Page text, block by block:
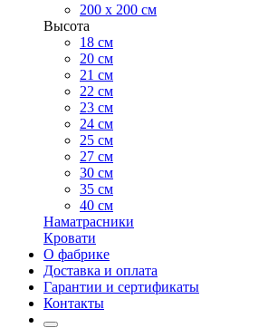
200 х 200 см
Высота
18 см
20 см
21 см
22 см
23 см
24 см
25 см
27 см
30 см
35 см
40 см
Наматрасники
Кровати
О фабрике
Доставка и оплата
Гарантии и сертификаты
Контакты